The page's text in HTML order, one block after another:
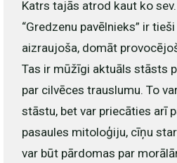
Katrs tajās atrod kaut ko
“Gredzenu pavēlnieks” ir
aizraujoša, domāt
Tas ir mūžīgi aktuāls stāsts
par cilvēces trauslumu. To
stāstu, bet var priecāties arī
pasaules mitoloģiju, cīņu
var būt pārdomas par